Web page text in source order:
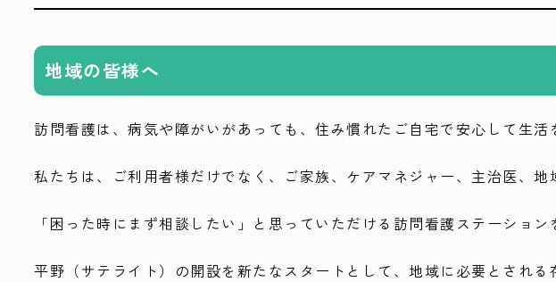
地域の皆様へ
訪問看護は、病気や障がいがあっても、住み慣れたご自宅で安心して生活
私たちは、ご利用者様だけでなく、ご家族、ケアマネジャー、主治医、地
「困った時にまず相談したい」と思っていただける訪問看護ステーション
平野（サテライト）の開設を新たなスタートとして、地域に必要とされ